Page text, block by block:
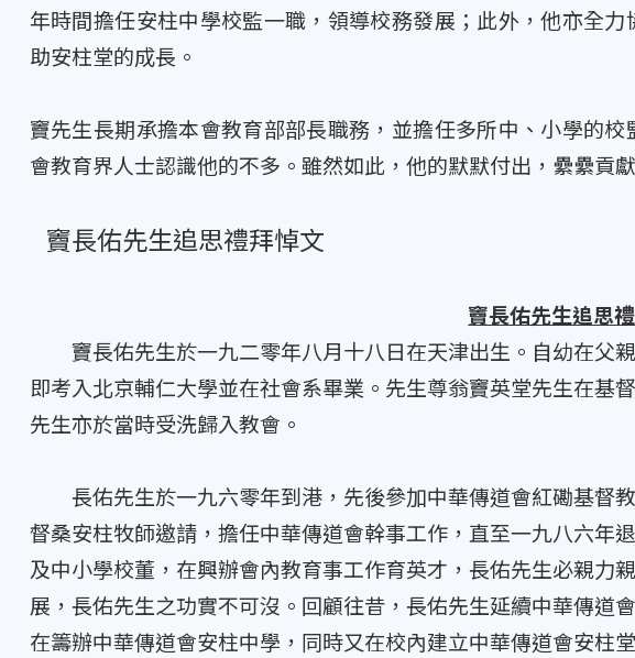
年時間擔任安柱中學校監一職，領導校務發展；此外，他亦全
助安柱堂的成長。
竇先生長期承擔本會教育部部長職務，並擔任多所中、小學的
會教育界人士認識他的不多。雖然如此，他的默默付出，纍纍貢
竇長佑先生追思禮拜悼文
竇長佑先生追思
竇長佑先生於一九二零年八月十八日在天津出生。自幼在父
即考入北京輔仁大學並在社會系畢業。先生尊翁竇英堂先生在基
先生亦於當時受洗歸入教會。
長佑先生於一九六零年到港，先後參加中華傳道會紅磡基督
督桑安柱牧師邀請，擔任中華傳道會幹事工作，直至一九八六年
及中小學校董，在興辦會內教育事工作育英才，長佑先生必親力
展，長佑先生之功實不可沒。回顧往昔，長佑先生延續中華傳道
在籌辦中華傳道會安柱中學，同時又在校內建立中華傳道會安柱